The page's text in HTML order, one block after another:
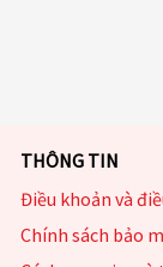
THÔNG TIN
Điều khoản và
Chính sách bảo